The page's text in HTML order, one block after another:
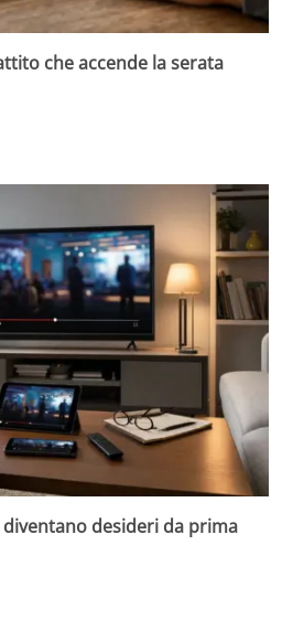
che accende la serata
desideri da prima